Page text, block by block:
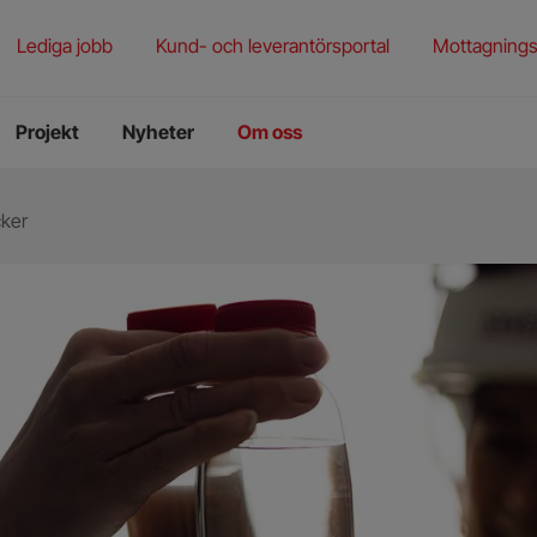
Lediga jobb Kund- och leverantörsportal
Projekt Nyheter Om oss